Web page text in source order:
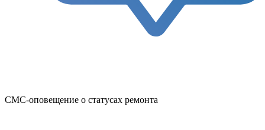
СМС-оповещение о статусах ремонта